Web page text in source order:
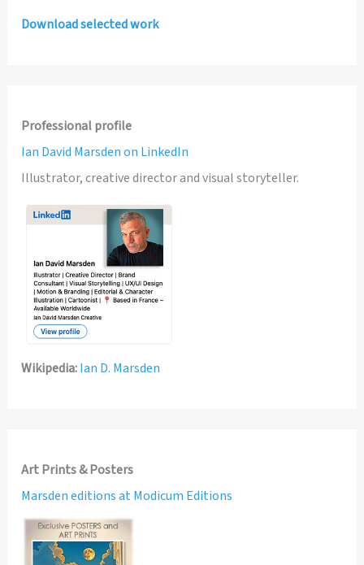
Download selected work
Professional profile
Ian David Marsden on LinkedIn
Illustrator, creative director and visual storyteller.
Wikipedia:Ian D. Marsden
Art Prints & Posters
Marsden editions at Modicum Editions